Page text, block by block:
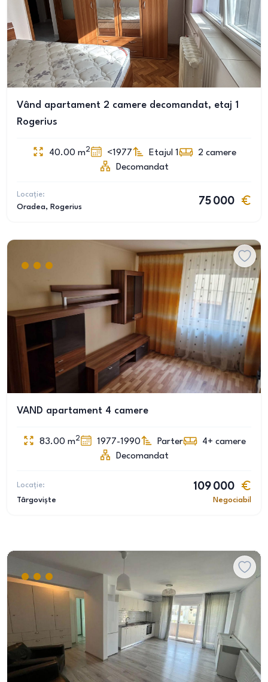
Vând apartament 2 camere decomandat, etaj 1
Rogerius
40.00 m2 <1977 Etajul 1 2 camere
Decomandat
Locație:
Oradea, Rogerius
75 000
VAND apartament 4 camere
83.00 m2 1977-1990 Parter 4+ camere
Decomandat
Locație:
Târgoviște
109 000
Negociabil